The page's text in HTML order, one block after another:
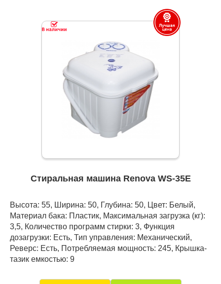
Стиральная машина Renova WS-35E
Высота: 55, Ширина: 50, Глубина: 50, Цвет: Белый,
Материал бака: Пластик, Максимальная загрузка (кг):
3,5, Количество программ стирки: 3, Функция
дозагрузки: Есть, Тип управления: Механический,
Реверс: Есть, Потребляемая мощность: 245, Крышка-
тазик емкостью: 9